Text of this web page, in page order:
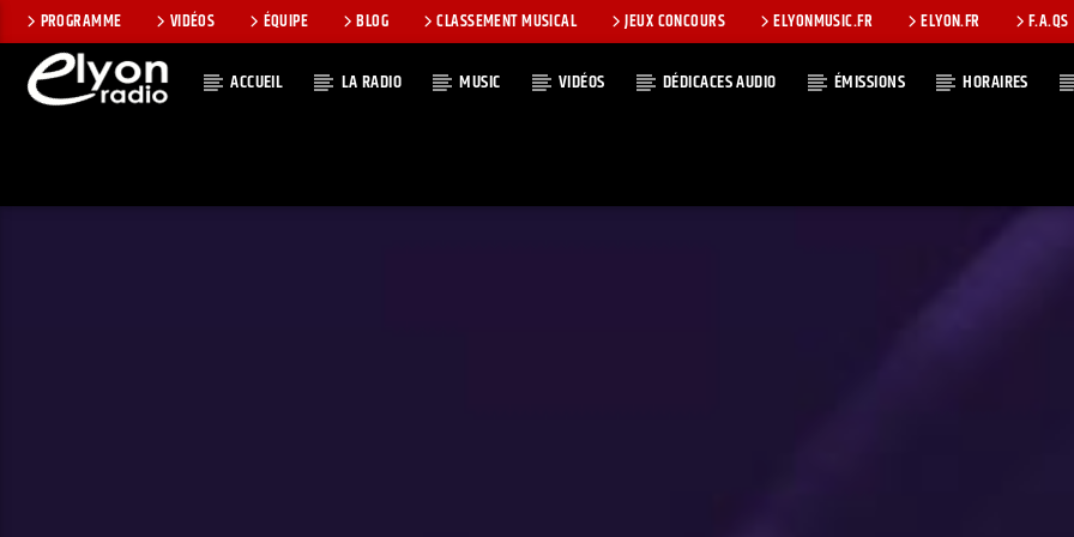
PROGRAMME VIDÉOS ÉQUIPE BLOG CLASSEMENT MUSICAL JEUX CONCOURS ELYONMUSIC.FR ELYON.FR F.A.QS
ACCUEIL LA RADIO MUSIC VIDÉOS DÉDICACES AUDIO ÉMISSIONS HORAIRES